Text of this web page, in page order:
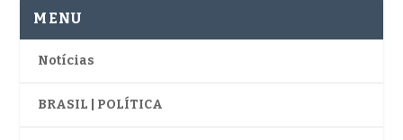
MENU
Notícias
BRASIL | POLÍTICA